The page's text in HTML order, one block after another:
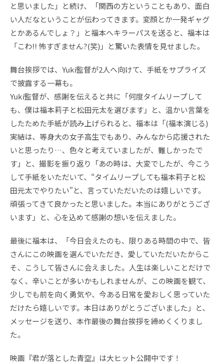
と思いました」と続け、「関西の方ということもあり、面白
い人だなということが伝わってきます。変顔とか一発ギャグ
とかあるんでしょ？」と福本へキラーパスを送ると、福本は
「こわ!! 怖すぎません?(笑)」と驚いた表情を見せました。
舞台挨拶では、Yuki監督が2人へ向けて、手紙をサプライズ
で披露する一幕も。
Yuki監督が、感謝を伝えると共に「何度タイムリープして
も、僕は福本莉子と松田元太を選びます」と、温かい言葉を
したためた手紙が読み上げられると、福本は「(福本演じる)
実結は、等身大の女子高生でもあり、みんなから応援された
いと思ったり…、色々と考えていましたが、難しかったで
す」と、撮影を振り返り「あの時は、大変でしたが、今こう
して手紙をいただいて、“タイムリープしても福本莉子と松
田元太でやりたい”と、言っていただいたのは嬉しいです。
頑張ってきて良かったと思いました。本当にありがとうござ
います」と、心を込めて感謝の想いを伝えました。
最後に福本は、「今日会えたのも、限りある時間の中で、皆
さんにこの映画を選んでいただき、愛していただいたからこ
そ、こうして皆さんに会えました。人生は楽しいことだけで
なく、辛いことが多いかもしれませんが、この映画を観て、
少しでも前を向く勇気や、今ある日常を愛おしく思っていた
だけたら嬉しいです。本日はありがとうございました」と、
メッセージを送り、本作最後の舞台挨拶を締めくくりまし
た。
映画『君が落とした青空』は大ヒット公開中です！